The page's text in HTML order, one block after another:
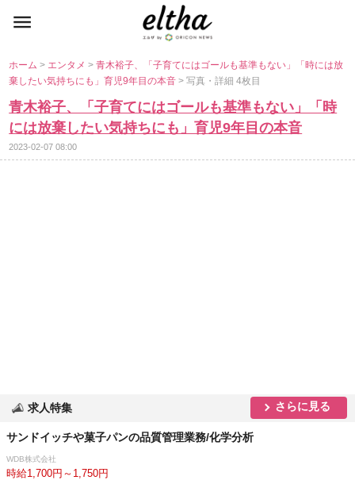
ホーム> エンタメ>青木裕子、「子育てにはゴールも基準もない」「時には放
棄したい気持ちにも」育児9年目の本音> 写真・詳細 4枚目
青木裕子、「子育てにはゴールも基準もない」「時
には放棄したい気持ちにも」育児9年目の本音
2023-02-07 08:00
求人特集 さらに見る
サンドイッチや菓子パンの品質管理業務/化学分析
WDB株式会社
時給1,700円～1,750円